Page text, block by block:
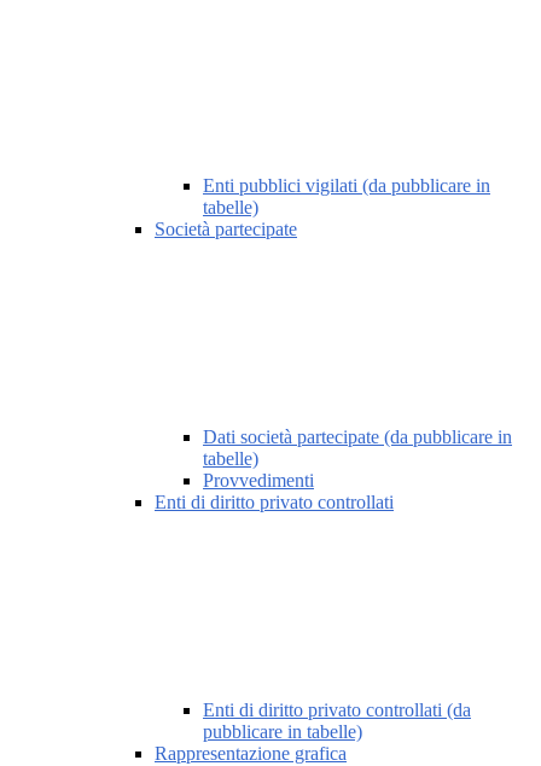
Enti pubblici vigilati (da pubblicare in
tabelle)
Società partecipate
Dati società partecipate (da pubblicare in
tabelle)
Provvedimenti
Enti di diritto privato controllati
Enti di diritto privato controllati (da
pubblicare in tabelle)
Rappresentazione grafica